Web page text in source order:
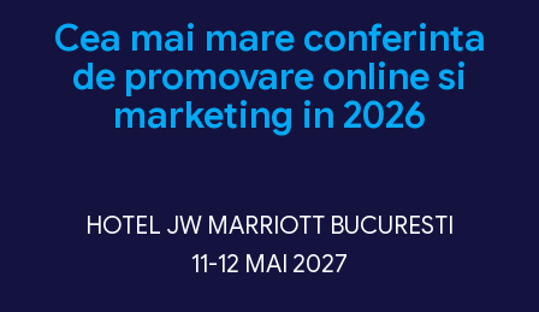
Cea mai mare conferinta
de promovare online si
marketing in 2026
HOTEL JW MARRIOTT BUCURESTI
11-12 MAI 2027